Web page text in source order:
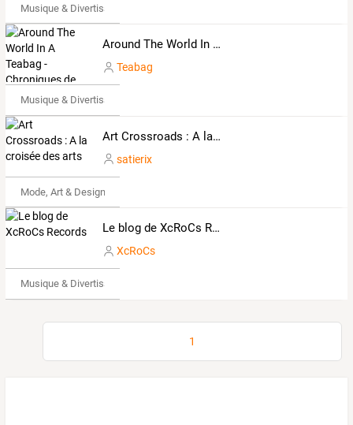
Musique & Divertissements
Around The World In A Teabag - Chroniques de disques - Concerts &agrave; Gen&egrave;ve
Teabag
Musique & Divertissements
Art Crossroads : A la croisée des arts
satierix
Mode, Art & Design
Le blog de XcRoCs Records
XcRoCs
Musique & Divertissements
1